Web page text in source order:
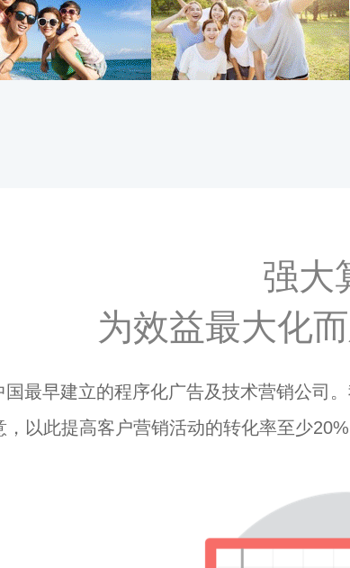
强大
为效益最大化
国最早建立的程序化广告及技术营销公司
，以此提高客户营销活动的转化率至少